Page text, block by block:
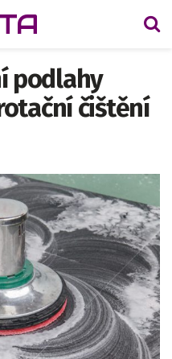
podlahy
čištění